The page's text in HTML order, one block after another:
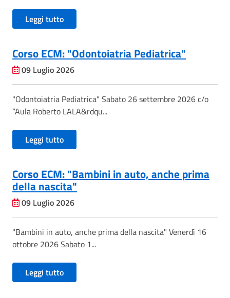
Leggi tutto
Corso ECM: "Odontoiatria Pediatrica"
09 Luglio 2026
"Odontoiatria Pediatrica" Sabato 26 settembre 2026 c/o
“Aula Roberto LALA&rdqu...
Leggi tutto
Corso ECM: "Bambini in auto, anche prima
della nascita"
09 Luglio 2026
"Bambini in auto, anche prima della nascita" Venerdì 16
ottobre 2026 Sabato 1...
Leggi tutto